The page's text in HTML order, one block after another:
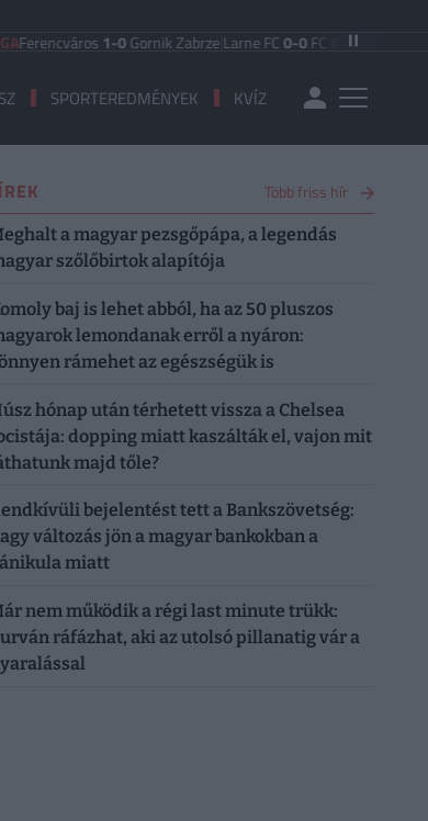
1-0Gornik Zabrze|Larne FC0-0FC Iberia 1999 |Shamrock
SPORTEREDMÉNYEK KVÍZ
Több friss hír
a magyar pezsgőpápa, a legendás
szőlőbirtok alapítója
baj is lehet abból, ha az 50 pluszos
lemondanak erről a nyáron:
rámehet az egészségük is
hónap után térhetett vissza a Chelsea
dopping miatt kaszálták el, vajon mit
majd tőle?
bejelentést tett a Bankszövetség:
változás jön a magyar bankokban a
miatt
nem működik a régi last minute trükk:
ráfázhat, aki az utolsó pillanatig vár a